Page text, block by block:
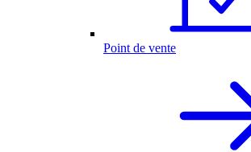
Point de vente